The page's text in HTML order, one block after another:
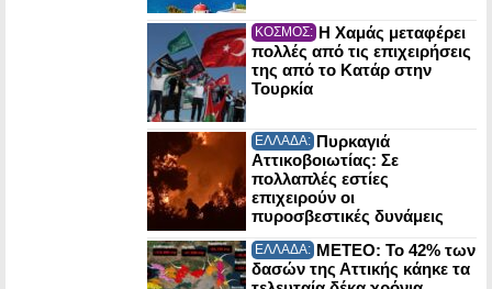
ΚΟΣΜΟΣ: Η Χαμάς μεταφέρει
πολλές από τις επιχειρήσεις
της από το Κατάρ στην
Τουρκία
ΕΛΛΑΔΑ: Πυρκαγιά
Αττικοβοιωτίας: Σε
πολλαπλές εστίες
επιχειρούν οι
πυροσβεστικές δυνάμεις
ΕΛΛΑΔΑ: ΜΕΤΕΟ: Το 42% των
δασών της Αττικής κάηκε τα